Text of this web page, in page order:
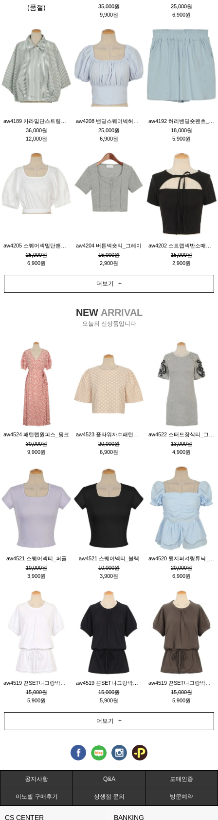
(품절)
35,000원
9,900원
25,000원
6,900원
36,000원
12,000원
25,000원
6,900원
18,000원
5,900원
25,000원
6,900원
aw4204 버튼넥숏티_그레이
15,000원
2,900원
15,000원
2,900원
더보기 +
NEWARRIVAL
오늘의 신상품입니다
aw4524 패턴랩원피스_핑크
30,000원
9,900원
20,000원
6,900원
13,000원
4,900원
aw4521 스퀘어넥티_퍼플
10,000원
3,900원
aw4521 스퀘어넥티_블랙
10,000원
3,900원
20,000원
6,900원
15,000원
5,900원
15,000원
5,900원
15,000원
5,900원
더보기 +
공지사항 Q&A 도매인증
이노빌 구매후기 상생점 문의 방문예약
CS CENTER BANKING